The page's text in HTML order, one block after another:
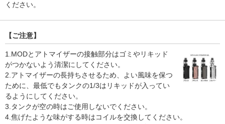
ください。
【ご注意】
1.MODとアトマイザーの接触部分はゴミやリキッド
がつかないよう清潔にしてください。
2.アトマイザーの長持ちさせるため、よい風味を保つ
ために、最低でもタンクの1/3はリキッドが入ってい
るようにしてください。
3.タンクが空の時はご使用しないでください。
4.焦げたような味がする時はコイルを交換してください。